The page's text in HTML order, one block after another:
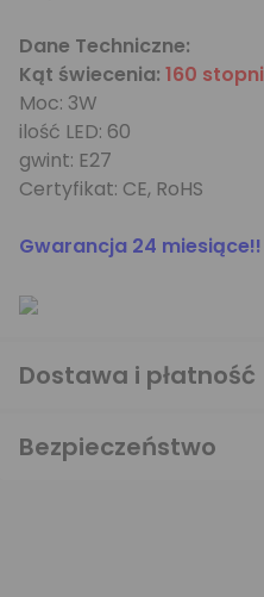
Dane Techniczne:
Kąt świecenia: 160 stopni
Moc: 3W
ilość LED: 60
gwint: E27
Certyfikat: CE, RoHS
Gwarancja 24 miesiące!!
Dostawa i płatność
Bezpieczeństwo